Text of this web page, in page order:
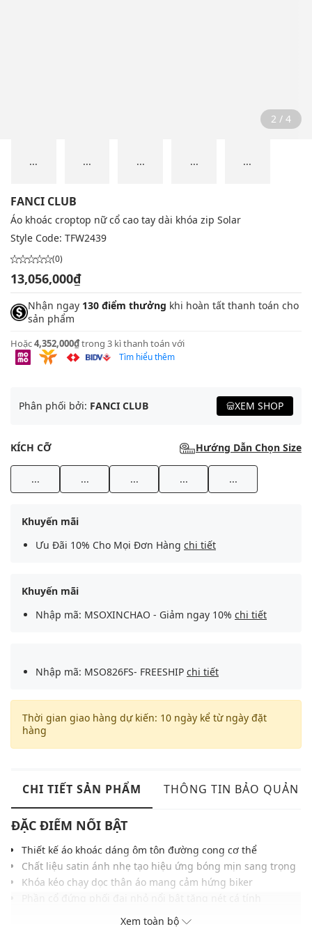
2 / 4
... ... ... ... ...
FANCI CLUB
Áo khoác croptop nữ cổ cao tay dài khóa zip Solar
Style Code: TFW2439
(0)
13,056,000₫
Nhận ngay 130 điểm thưởng khi hoàn tất thanh toán cho
sản phẩm
Hoặc4,352,000₫trong 3 kì thanh toán với
Tìm hiểu thêm
Phân phối bởi: FANCI CLUB XEM SHOP
KÍCH CỠ Hướng Dẫn Chọn Size
... ... ... ... ...
Khuyến mãi
Ưu Đãi 10% Cho Mọi Đơn Hàng chi tiết
Khuyến mãi
Nhập mã: MSOXINCHAO - Giảm ngay 10% chi tiết
Nhập mã: MSO826FS- FREESHIP chi tiết
Thời gian giao hàng dự kiến: 10 ngày kể từ ngày đặt
hàng
CHI TIẾT SẢN PHẨM THÔNG TIN BẢO QUẢN
ĐẶC ĐIỂM NỔI BẬT
Thiết kế áo khoác dáng ôm tôn đường cong cơ thể
Chất liệu satin ánh nhẹ tạo hiệu ứng bóng mịn sang trọng
Khóa kéo chạy dọc thân áo mang cảm hứng biker
Tay áo ôm gọn, hoàn thiện bằng nút kim loại tinh tế
Phù hợp phối cùng corset, váy mini hoặc quần cạp cao
Xem toàn bộ